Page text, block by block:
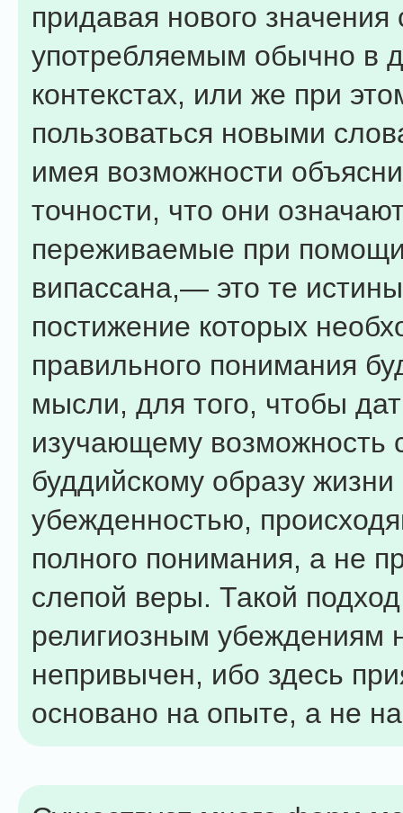
придавая нового значения
употребляемым обычно в
контекстах, или же при
пользоваться новыми
имея возможности
точности, что они
переживаемые при
випассана,— это те
постижение которых
правильного понимания
мысли, для того, чтобы
изучающему возможность
буддийскому образу жизни
убежденностью,
полного понимания, а не
слепой веры. Такой
религиозным убеждениям
непривычен, ибо здесь
основано на опыте, а не